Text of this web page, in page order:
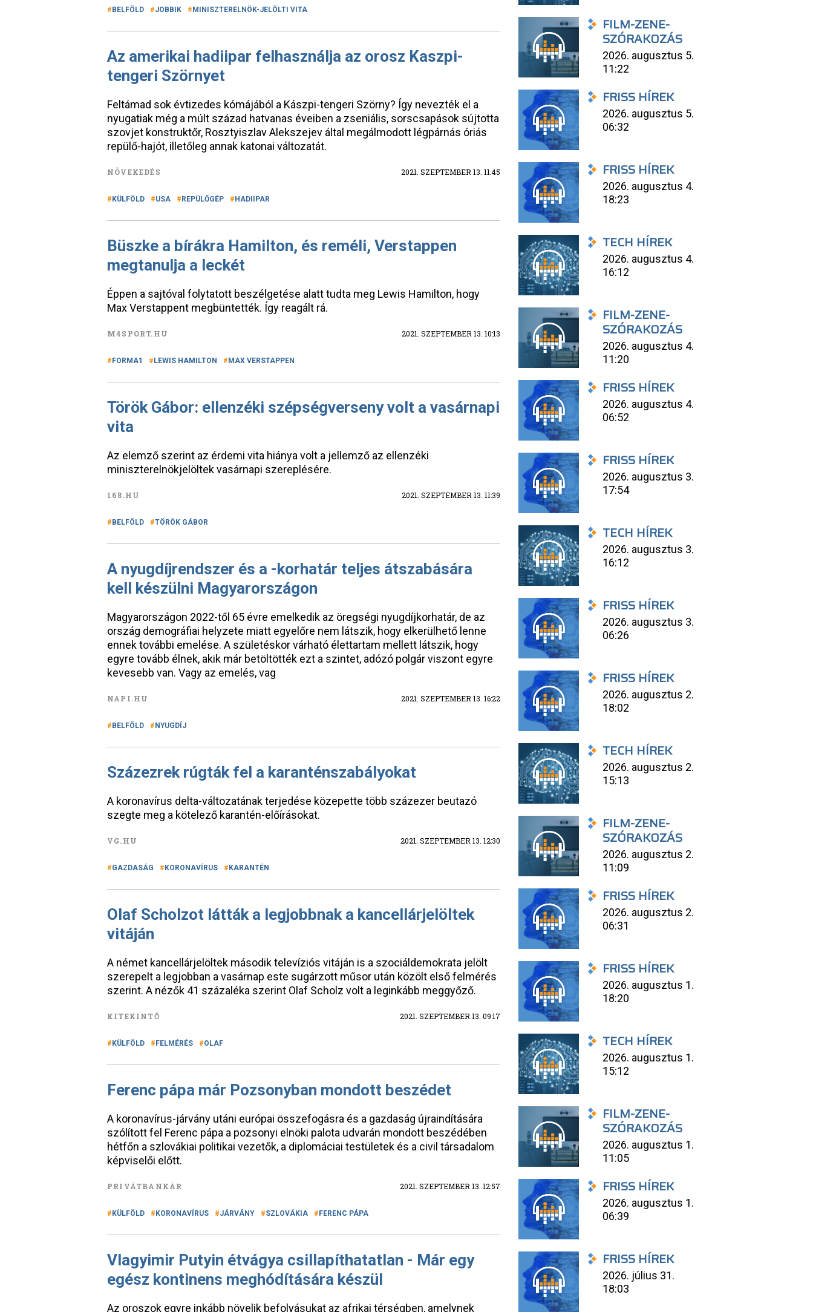
BELFÖLD JOBBIK MINISZTERELNÖK-JELÖLTI VITA
Az amerikai hadiipar felhasználja az orosz Kaszpi-
tengeri Szörnyet
Feltámad sok évtizedes kómájából a Kászpi-tengeri Szörny? Így nevezték el a
nyugatiak még a múlt század hatvanas éveiben a zseniális, sorscsapások sújtotta
szovjet konstruktőr, Rosztyiszlav Alekszejev által megálmodott légpárnás óriás
repülő-hajót, illetőleg annak katonai változatát.
NÖVEKEDÉS 2021. SZEPTEMBER 13. 11:45
KÜLFÖLD USA REPÜLŐGÉP HADIIPAR
Büszke a bírákra Hamilton, és reméli, Verstappen
megtanulja a leckét
Éppen a sajtóval folytatott beszélgetése alatt tudta meg Lewis Hamilton, hogy
Max Verstappent megbüntették. Így reagált rá.
M4SPORT.HU 2021. SZEPTEMBER 13. 10:13
FORMA1 LEWIS HAMILTON MAX VERSTAPPEN
Török Gábor: ellenzéki szépségverseny volt a vasárnapi
vita
Az elemző szerint az érdemi vita hiánya volt a jellemző az ellenzéki
miniszterelnökjelöltek vasárnapi szereplésére.
168.HU 2021. SZEPTEMBER 13. 11:39
BELFÖLD TÖRÖK GÁBOR
A nyugdíjrendszer és a -korhatár teljes átszabására
kell készülni Magyarországon
Magyarországon 2022-től 65 évre emelkedik az öregségi nyugdíjkorhatár, de az
ország demográfiai helyzete miatt egyelőre nem látszik, hogy elkerülhető lenne
ennek további emelése. A születéskor várható élettartam mellett látszik, hogy
egyre tovább élnek, akik már betöltötték ezt a szintet, adózó polgár viszont egyre
kevesebb van. Vagy az emelés, vag
NAPI.HU 2021. SZEPTEMBER 13. 16:22
BELFÖLD NYUGDÍJ
Százezrek rúgták fel a karanténszabályokat
A koronavírus delta-változatának terjedése közepette több százezer beutazó
szegte meg a kötelező karantén-előírásokat.
VG.HU 2021. SZEPTEMBER 13. 12:30
GAZDASÁG KORONAVÍRUS KARANTÉN
Olaf Scholzot látták a legjobbnak a kancellárjelöltek
vitáján
A német kancellárjelöltek második televíziós vitáján is a szociáldemokrata jelölt
szerepelt a legjobban a vasárnap este sugárzott műsor után közölt első felmérés
szerint. A nézők 41 százaléka szerint Olaf Scholz volt a leginkább meggyőző.
KITEKINTŐ 2021. SZEPTEMBER 13. 09:17
KÜLFÖLD FELMÉRÉS OLAF
Ferenc pápa már Pozsonyban mondott beszédet
A koronavírus-járvány utáni európai összefogásra és a gazdaság újraindítására
szólított fel Ferenc pápa a pozsonyi elnöki palota udvarán mondott beszédében
hétfőn a szlovákiai politikai vezetők, a diplomáciai testületek és a civil társadalom
képviselői előtt.
PRIVÁTBANKÁR 2021. SZEPTEMBER 13. 12:57
KÜLFÖLD KORONAVÍRUS JÁRVÁNY SZLOVÁKIA FERENC PÁPA
Vlagyimir Putyin étvágya csillapíthatatlan - Már egy
egész kontinens meghódítására készül
Az oroszok egyre inkább növelik befolyásukat az afrikai térségben, amelynek
FILM-ZENE-
SZÓRAKOZÁS
2026. augusztus 5.
11:22
FRISS HÍREK
2026. augusztus 5.
06:32
FRISS HÍREK
2026. augusztus 4.
18:23
TECH HÍREK
2026. augusztus 4.
16:12
FILM-ZENE-
SZÓRAKOZÁS
2026. augusztus 4.
11:20
FRISS HÍREK
2026. augusztus 4.
06:52
FRISS HÍREK
2026. augusztus 3.
17:54
TECH HÍREK
2026. augusztus 3.
16:12
FRISS HÍREK
2026. augusztus 3.
06:26
FRISS HÍREK
2026. augusztus 2.
18:02
TECH HÍREK
2026. augusztus 2.
15:13
FILM-ZENE-
SZÓRAKOZÁS
2026. augusztus 2.
11:09
FRISS HÍREK
2026. augusztus 2.
06:31
FRISS HÍREK
2026. augusztus 1.
18:20
TECH HÍREK
2026. augusztus 1.
15:12
FILM-ZENE-
SZÓRAKOZÁS
2026. augusztus 1.
11:05
FRISS HÍREK
2026. augusztus 1.
06:39
FRISS HÍREK
2026. július 31.
18:03